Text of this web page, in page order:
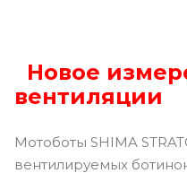
Новое
вентиляции
Мотоботы SHIMA
вентилируемых